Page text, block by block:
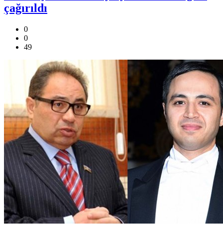
çağırıldı
0
0
49